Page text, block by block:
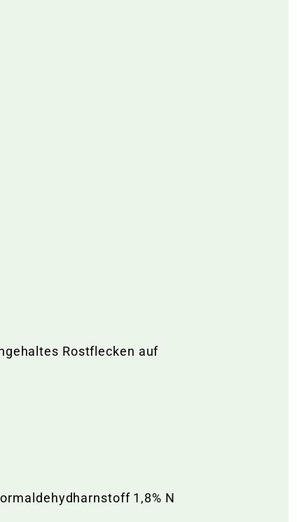
Rostflecken auf
1,8% N